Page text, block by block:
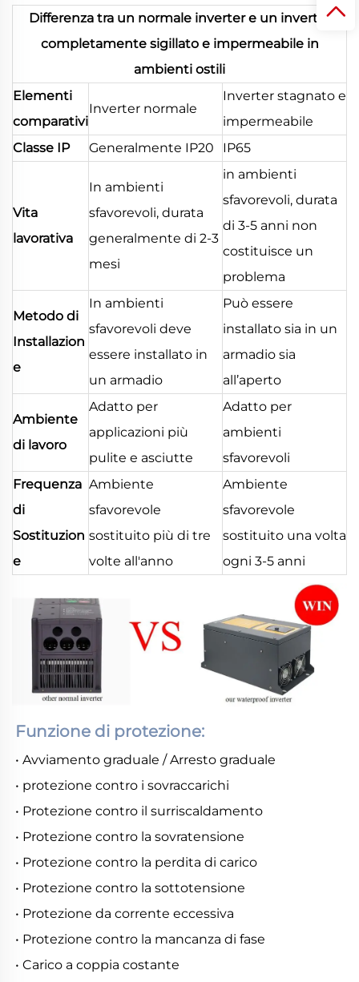
Differenza tra un normale inverter e un inverter
completamente sigillato e impermeabile in
ambienti ostili
Elementi
comparativi
Inverter normale
Inverter stagnato e
impermeabile
Classe IP
Generalmente IP20 IP65
Vita
lavorativa
In ambienti
sfavorevoli, durata
generalmente di 2-3
mesi
in ambienti
sfavorevoli, durata
di 3-5 anni non
costituisce un
problema
Metodo di
Installazion
e
In ambienti
sfavorevoli deve
essere installato in
un armadio
Può essere
installato sia in un
armadio sia
all’aperto
Ambiente
di lavoro
Adatto per
applicazioni più
pulite e asciutte
Adatto per
ambienti
sfavorevoli
Frequenza
di
Sostituzion
e
Ambiente
sfavorevole
sostituito più di tre
volte all'anno
Ambiente
sfavorevole
sostituito una volta
ogni 3-5 anni
Funzione di protezione:
• Avviamento graduale / Arresto graduale
• protezione contro i sovraccarichi
• Protezione contro il surriscaldamento
• Protezione contro la sovratensione
• Protezione contro la perdita di carico
• Protezione contro la sottotensione
• Protezione da corrente eccessiva
• Protezione contro la mancanza di fase
• Carico a coppia costante